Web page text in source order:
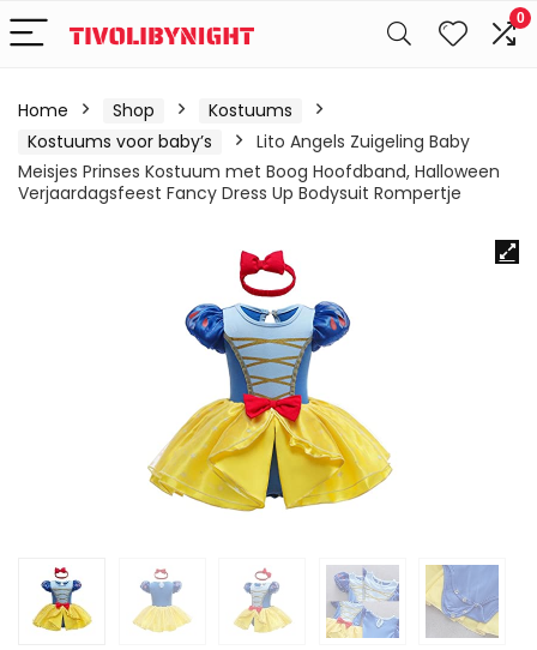
0
Home Shop
Kostuums
Kostuums voor baby’s
Lito Angels Zuigeling Baby
Meisjes Prinses Kostuum met Boog Hoofdband, Halloween
Verjaardagsfeest Fancy Dress Up Bodysuit Rompertje